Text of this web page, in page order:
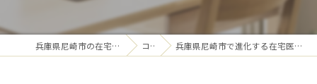
兵庫県尼崎市の在宅医療ならそらクリニック コラム 兵庫県尼崎市で進化する在宅医療：テクノロジーで支える療養生活